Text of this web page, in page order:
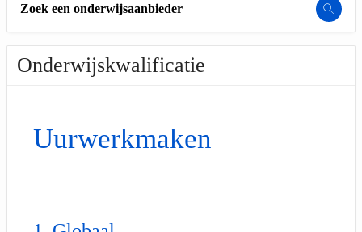
Zoek een onderwijsaanbieder
Onderwijskwalificatie
Uurwerkmaken